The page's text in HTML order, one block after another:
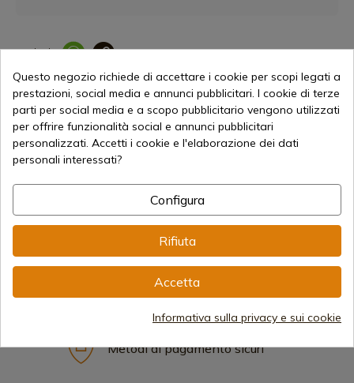
Condividi
Caratteristiche
Calibro Movimenti centrali da
4,5 mm
98,91 € Aggiungi al carrello
Vendita online dal 1998
Metodi di pagamento sicuri
Questo negozio richiede di accettare i cookie per scopi legati a
prestazioni, social media e annunci pubblicitari. I cookie di terze
parti per social media e a scopo pubblicitario vengono utilizzati
per offrire funzionalità social e annunci pubblicitari
personalizzati. Accetti i cookie e l'elaborazione dei dati
personali interessati?
Configura
Rifiuta
Accetta
Informativa sulla privacy e sui cookie